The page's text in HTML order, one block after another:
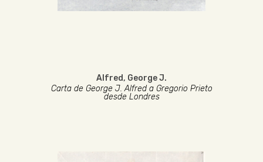
Alfred, George J.
Carta de George J. Alfred a Gregorio Prieto
desde Londres